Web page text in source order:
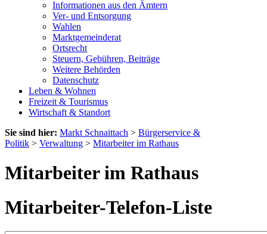
Informationen aus den Ämtern
Ver- und Entsorgung
Wahlen
Marktgemeinderat
Ortsrecht
Steuern, Gebühren, Beiträge
Weitere Behörden
Datenschutz
Leben & Wohnen
Freizeit & Tourismus
Wirtschaft & Standort
Sie sind hier: Markt Schnaittach > Bürgerservice &
Politik > Verwaltung > Mitarbeiter im Rathaus
Mitarbeiter im Rathaus
Mitarbeiter-Telefon-Liste